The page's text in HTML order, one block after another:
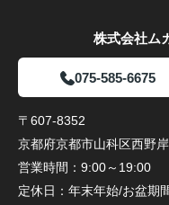
株式会社ム
075-585-6675
〒607-8352
京都府京都市山科区西野
営業時間： 9:00～19:00
定休日： 年末年始/お盆期